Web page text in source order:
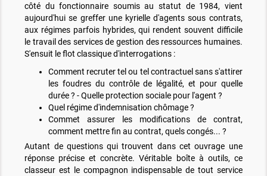
côté du fonctionnaire soumis au statut de 1984, vient
aujourd'hui se greffer une kyrielle d'agents sous contrats,
aux régimes parfois hybrides, qui rendent souvent difficile
le travail des services de gestion des ressources humaines.
S'ensuit le flot classique d'interrogations :
Comment recruter tel ou tel contractuel sans s'attirer
les foudres du contrôle de légalité, et pour quelle
durée ? - Quelle protection sociale pour l'agent ?
Quel régime d'indemnisation chômage ?
Commet assurer les modifications de contrat,
comment mettre fin au contrat, quels congés... ?
Autant de questions qui trouvent dans cet ouvrage une
réponse précise et concrète. Véritable boîte à outils, ce
classeur est le compagnon indispensable de tout service